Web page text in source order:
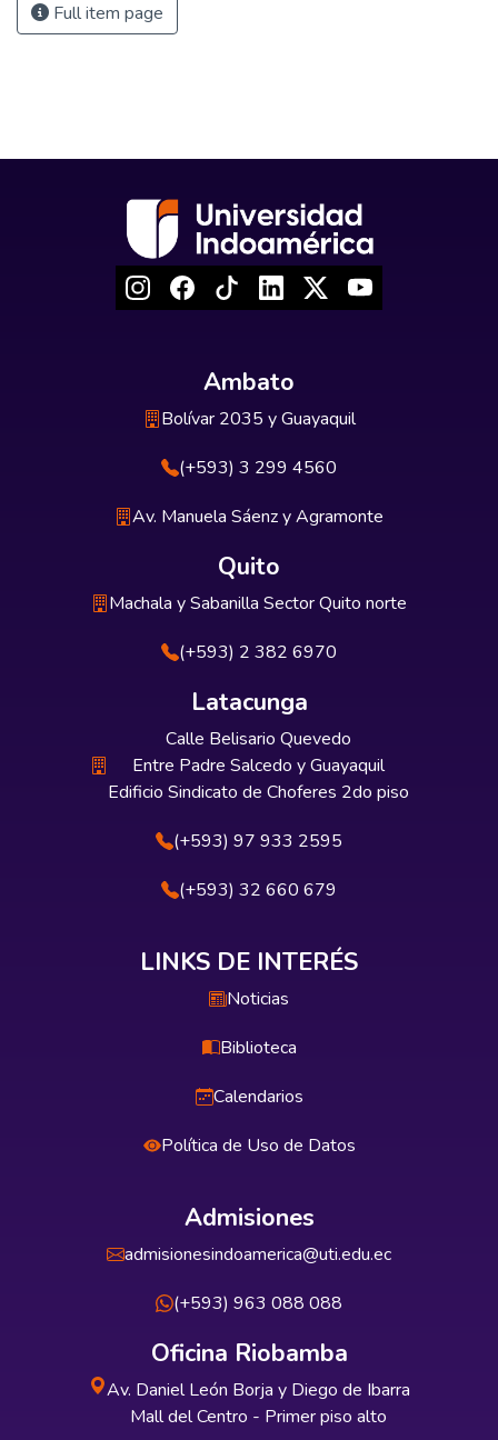
Full item page
Ambato
Bolívar 2035 y Guayaquil
(+593) 3 299 4560
Av. Manuela Sáenz y Agramonte
Quito
Machala y Sabanilla Sector Quito norte
(+593) 2 382 6970
Latacunga
Calle Belisario Quevedo
Entre Padre Salcedo y Guayaquil
Edificio Sindicato de Choferes 2do piso
(+593) 97 933 2595
(+593) 32 660 679
LINKS DE INTERÉS
Noticias
Biblioteca
Calendarios
Política de Uso de Datos
Admisiones
admisionesindoamerica@uti.edu.ec
(+593) 963 088 088
Oficina Riobamba
Av. Daniel León Borja y Diego de Ibarra
Mall del Centro - Primer piso alto